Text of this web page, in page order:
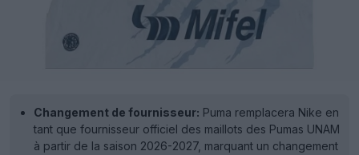
Changement de fournisseur: Puma remplacera Nike en
tant que fournisseur officiel des maillots des Pumas UNAM
à partir de la saison 2026-2027, marquant un changement